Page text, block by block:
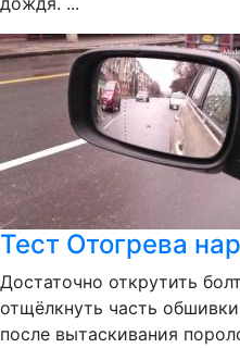
Тест Отогрева
Достаточно открутить
отщёлкнуть часть
после вытаскивания